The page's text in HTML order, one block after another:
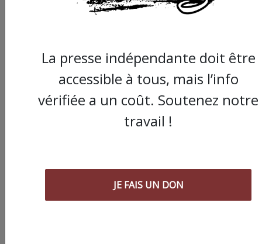
Commander le dernier numéro papier du
Poing !
AGORA
La presse indépendante doit être
accessible à tous, mais l’info
vérifiée a un coût. Soutenez notre
travail !
JE FAIS UN DON